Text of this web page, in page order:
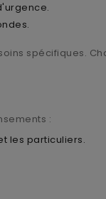
spécifiques.
:
les particuliers.